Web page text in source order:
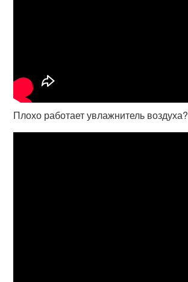
Плохо работает увлажнитель воздуха?